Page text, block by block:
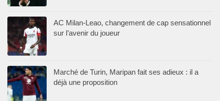
AC Milan-Leao, changement de cap sensationnel
sur l’avenir du joueur
Marché de Turin, Maripan fait ses adieux : il a
déjà une proposition